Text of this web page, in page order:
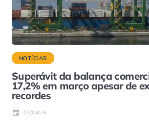
NOTÍCIAS
Superávit da balança
17,2% em março apesar de
recordes
07/04/26